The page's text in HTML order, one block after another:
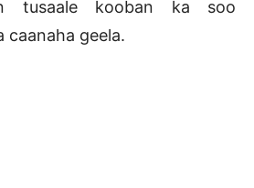
tusaale kooban ka soo
caanaha geela.